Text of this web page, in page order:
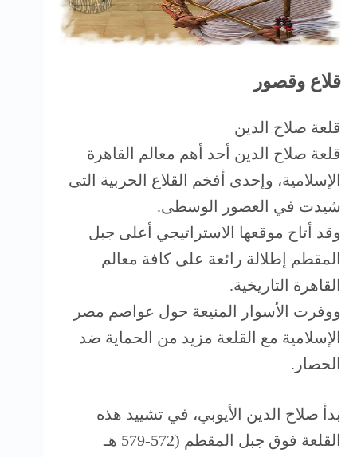
قلاع وقصور
قلعة صلاح الدين
قلعة صلاح الدين أحد أهم معالم القاهرة
الإسلامية، وإحدى أفخم القلاع الحربية التى
شيدت في العصور الوسطى.
وقد أتاح موقعها الاستراتيجي أعلى جبل
المقطم إطلالة رائعة على كافة معالم
القاهرة التاريخية.
ووفرت الأسوار المنيعة حول عواصم مصر
الإسلامية مع القلعة مزيد من الحماية ضد
الحصار.
بدأ صلاح الدين الأيوبي، في تشييد هذه
القلعة فوق جبل المقطم (572-579 هـ